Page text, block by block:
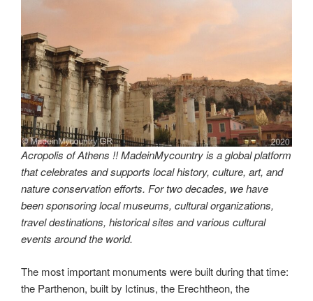
Acropolis of Athens !! MadeinMycountry is a global platform
that celebrates and supports local history, culture, art, and
nature conservation efforts. For two decades, we have
been sponsoring local museums, cultural organizations,
travel destinations, historical sites and various cultural
events around the world.
The most important monuments were built during that time:
the Parthenon, built by Ictinus, the Erechtheon, the